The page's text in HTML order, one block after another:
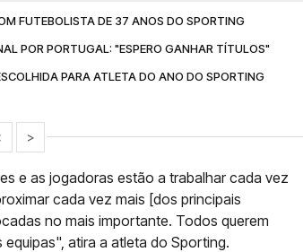
FUTEBOLISTA DE 37 ANOS DO SPORTING
POR PORTUGAL: "ESPERO GANHAR TÍTULOS"
PARA ATLETA DO ANO DO SPORTING
>
e as jogadoras estão a trabalhar cada vez
cada vez mais [dos principais
no mais importante. Todos querem
atira a atleta do Sporting.